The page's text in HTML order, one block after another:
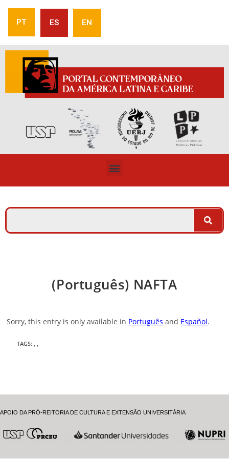
PT ES EN
(Português) NAFTA
Sorry, this entry is only available in Português and Español.
TAGS:, ,
APOIO DA PRÓ-REITORIA DE CULTURA E EXTENSÃO UNIVERSITÁRIA